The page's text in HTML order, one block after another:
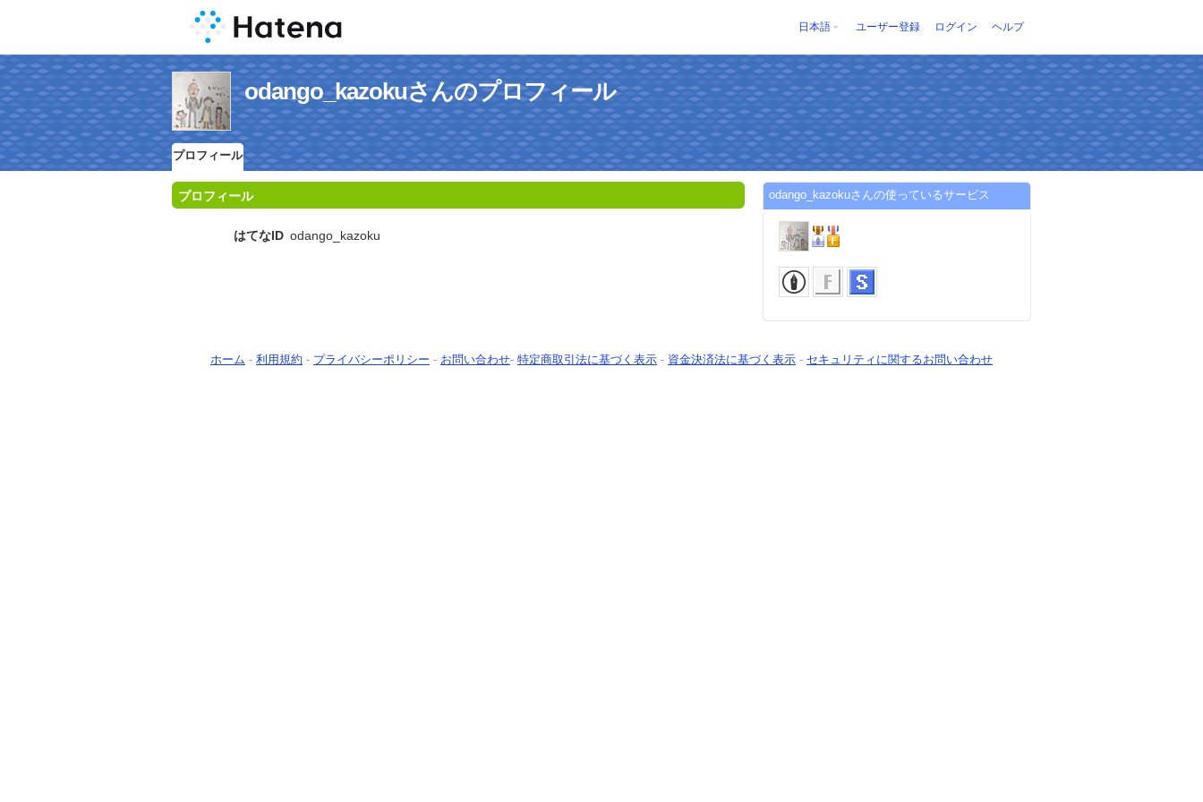
日本語 ユーザー登録 ログイン ヘルプ
odango_kazokuさんのプロフィール
プロフィール
プロフィール
はてなID odango_kazoku
odango_kazokuさんの使っているサービス
ホーム - 利用規約 - プライバシーポリシー - お問い合わせ- 特定商取引法に基づく表示 - 資金決済法に基づく表示 - セキュリティに関するお問い合わせ